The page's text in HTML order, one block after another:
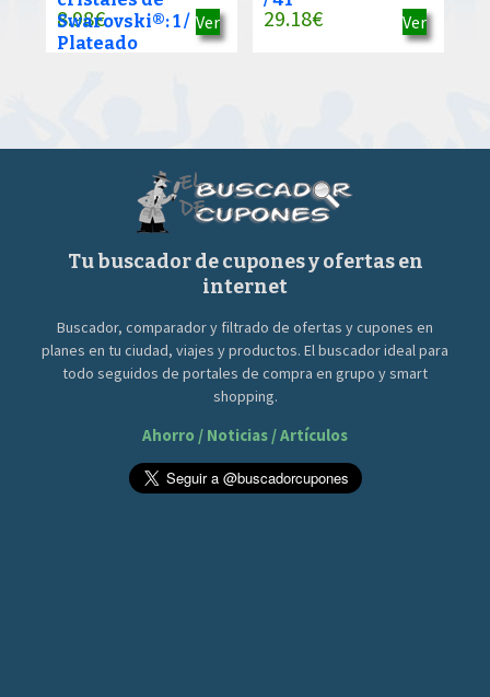
Swarovski®: 1 /
Plateado
8.98€ Ver 29.18€ Ver
Tu buscador de cupones y ofertas en
internet
Buscador, comparador y filtrado de ofertas y cupones en
planes en tu ciudad, viajes y productos. El buscador ideal para
todo seguidos de portales de compra en grupo y smart
shopping.
Ahorro / Noticias / Artículos